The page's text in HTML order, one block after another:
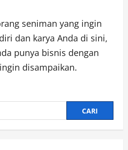
seniman yang ingin
dan karya Anda di sini,
punya bisnis dengan
disampaikan.